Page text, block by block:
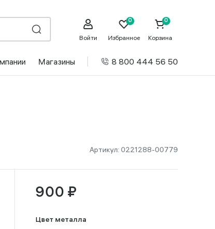
Войти Избранное Корзина
Магазины 8 800 444 56 50
Артикул: 0221288-00779
900 ₽
Цвет металла